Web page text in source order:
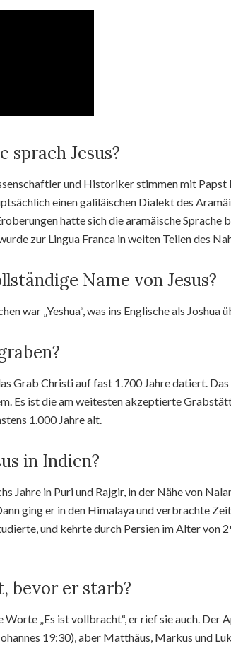
sprach Jesus?
und Historiker stimmen mit Papst
einen galiläischen Dialekt des
hatte sich die aramäische Sprache
zur Lingua Franca in weiten Teilen des
Name von Jesus?
war „Yeshua“, was ins Englische als Joshua
Grab Christi auf fast 1.700 Jahre datiert.
Es ist die am weitesten akzeptierte
1.000 Jahre alt.
in Indien?
Jahre in Puri und Rajgir, in der Nähe von
ging er in den Himalaya und verbrachte
und kehrte durch Persien im Alter von
bevor er starb?
Worte „Es ist vollbracht“, er rief sie auch. Der
19:30), aber Matthäus, Markus und